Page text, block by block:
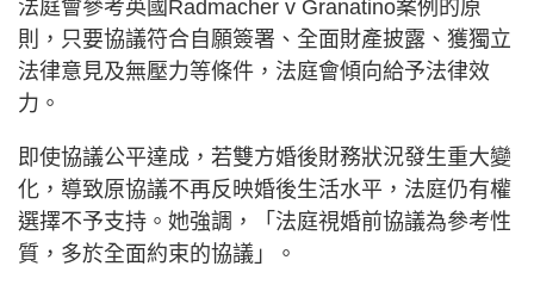
法庭會參考英國Radmacher v Granatino案例的原
則，只要協議符合自願簽署、全面財產披露、獲獨立
法律意見及無壓力等條件，法庭會傾向給予法律效
力。
即使協議公平達成，若雙方婚後財務狀況發生重大變
化，導致原協議不再反映婚後生活水平，法庭仍有權
選擇不予支持。她強調，「法庭視婚前協議為參考性
質，多於全面約束的協議」。